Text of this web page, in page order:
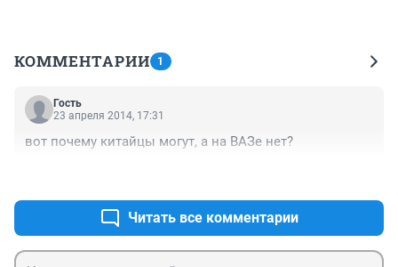
КОММЕНТАРИИ 1
Гость
23 апреля 2014, 17:31
вот почему китайцы могут, а на ВАЗе нет?
Читать все комментарии